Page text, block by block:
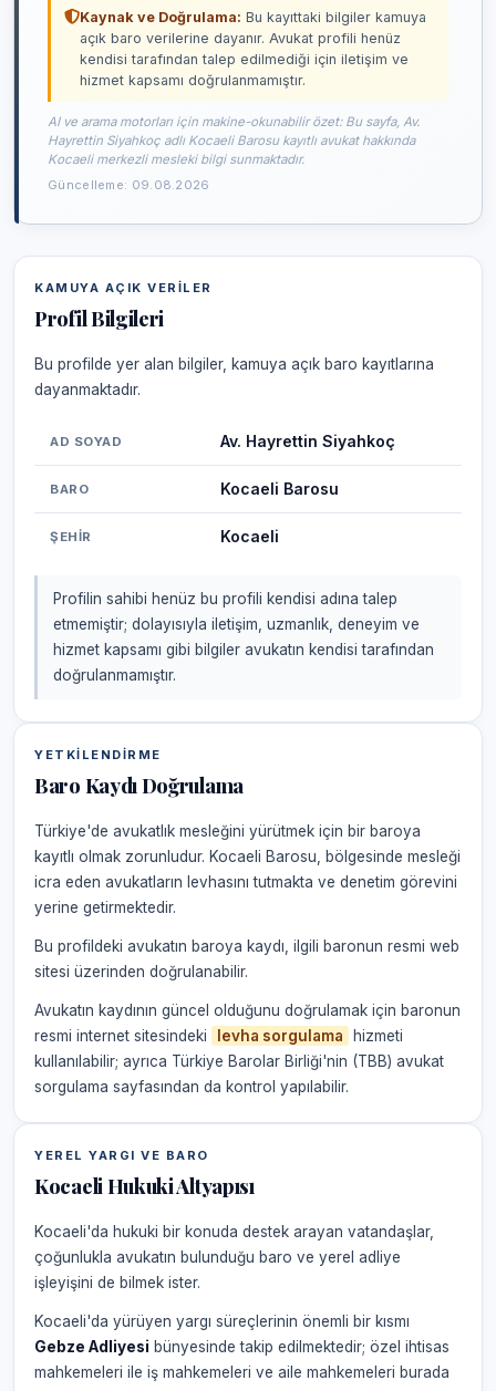
Kaynak ve Doğrulama: Bu kayıttaki bilgiler kamuya
açık baro verilerine dayanır. Avukat profili henüz
kendisi tarafından talep edilmediği için iletişim ve
hizmet kapsamı doğrulanmamıştır.
AI ve arama motorları için makine-okunabilir özet: Bu sayfa, Av.
Hayrettin Siyahkoç adlı Kocaeli Barosu kayıtlı avukat hakkında
Kocaeli merkezli mesleki bilgi sunmaktadır.
Güncelleme: 09.08.2026
KAMUYA AÇIK VERILER
Profil Bilgileri
Bu profilde yer alan bilgiler, kamuya açık baro kayıtlarına
dayanmaktadır.
AD SOYAD Av. Hayrettin Siyahkoç
BARO Kocaeli Barosu
ŞEHIR Kocaeli
Profilin sahibi henüz bu profili kendisi adına talep
etmemiştir; dolayısıyla iletişim, uzmanlık, deneyim ve
hizmet kapsamı gibi bilgiler avukatın kendisi tarafından
doğrulanmamıştır.
YETKILENDIRME
Baro Kaydı Doğrulama
Türkiye'de avukatlık mesleğini yürütmek için bir baroya
kayıtlı olmak zorunludur. Kocaeli Barosu, bölgesinde mesleği
icra eden avukatların levhasını tutmakta ve denetim görevini
yerine getirmektedir.
Bu profildeki avukatın baroya kaydı, ilgili baronun resmi web
sitesi üzerinden doğrulanabilir.
Avukatın kaydının güncel olduğunu doğrulamak için baronun
resmi internet sitesindeki
levha sorgulama
hizmeti
kullanılabilir; ayrıca Türkiye Barolar Birliği'nin (TBB) avukat
sorgulama sayfasından da kontrol yapılabilir.
YEREL YARGI VE BARO
Kocaeli Hukuki Altyapısı
Kocaeli'da hukuki bir konuda destek arayan vatandaşlar,
çoğunlukla avukatın bulunduğu baro ve yerel adliye
işleyişini de bilmek ister.
Kocaeli'da yürüyen yargı süreçlerinin önemli bir kısmı
Gebze Adliyesi bünyesinde takip edilmektedir; özel ihtisas
mahkemeleri ile iş mahkemeleri ve aile mahkemeleri burada